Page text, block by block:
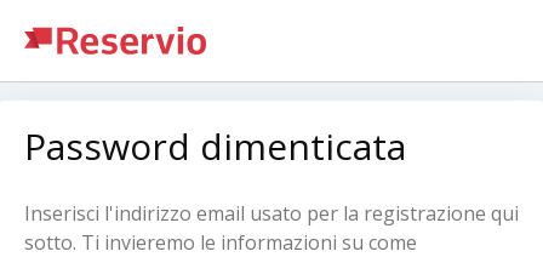
Password dimenticata
Inserisci l'indirizzo email usato per la registrazione qui
sotto. Ti invieremo le informazioni su come